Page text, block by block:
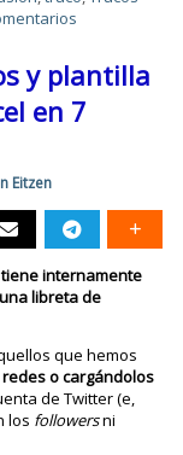
y plantilla
en 7
Eitzen
internamente
una libreta de
que hemos
o cargándolos
de Twitter (e,
los followersni